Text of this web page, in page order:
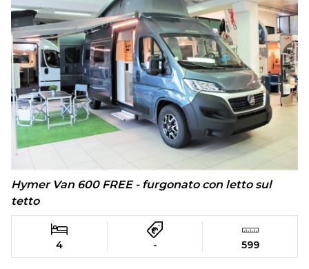
Hymer Van 600 FREE - furgonato con letto sul
tetto
4 - 599